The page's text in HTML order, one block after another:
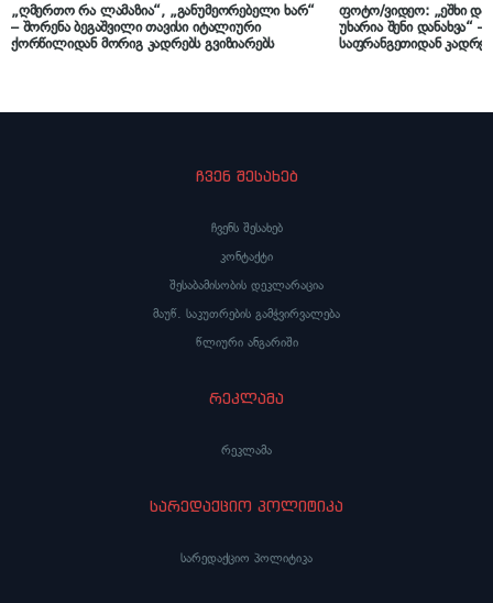
„ღმერთო რა ლამაზია“, „განუმეორებელი ხარ“
– შორენა ბეგაშვილი თავისი იტალიური
ქორწილიდან მორიგ კადრებს გვიზიარებს
ფოტო/ვიდეო: „ეშხი და
უხარია შენი დანახვა“
საფრანგეთიდან
ჩვენ შესახებ
ჩვენს შესახებ
კონტაქტი
შესაბამისობის დეკლარაცია
მაუწ. საკუთრების გამჭვირვალება
წლიური ანგარიში
რეკლამა
რეკლამა
სარედაქციო პოლიტიკა
სარედაქციო პოლიტიკა